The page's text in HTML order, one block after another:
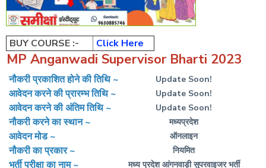
BUY COURSE :- Click Here
MP Anganwadi Supervisor Bharti 2023
नौकरी प्रकाशित होने की तिथि ~ Update Soon!
आवेदन करने की प्रारम्भ तिथि ~ Update Soon!
आवेदन करने की अंतिम तिथि ~ Update Soon!
नौकरी करने का स्थान ~ मध्यप्रदेश
आवेदन मोड ~ ऑनलाइन
नौकरी का प्रकार ~ नियमित
भर्ती परीक्षा का नाम ~ मध्य प्रदेश आंगनवाड़ी सुपरवाइजर भर्ती